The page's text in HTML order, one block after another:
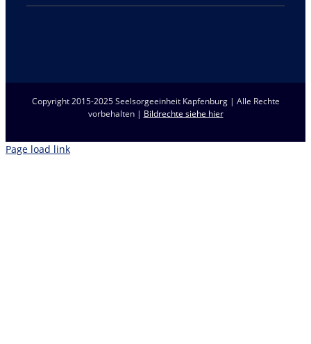
Copyright 2015-2025 Seelsorgeeinheit Kapfenburg | Alle Rechte
vorbehalten | Bildrechte siehe hier
Page load link